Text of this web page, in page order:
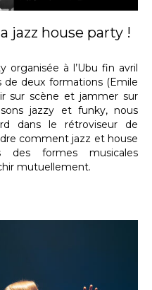
jazz house party !
organisée à l’Ubu fin avril
de deux formations (Emile
sur scène et jammer sur
jazzy et funky, nous
dans le rétroviseur de
comment jazz et house
formes musicales
mutuellement.